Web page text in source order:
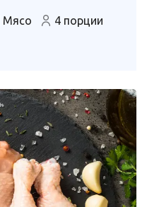
Мясо
4 порции